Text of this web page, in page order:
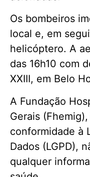
Os bombeiros
local e, em
helicóptero. A
das 16h10 com
XXIII, em Belo
A Fundação
Gerais
conformidade à
Dados (LGPD),
qualquer